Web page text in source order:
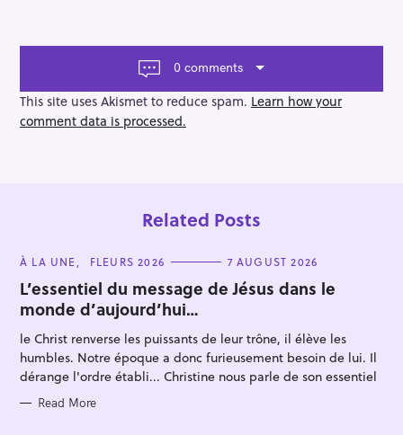
v
a
t
i
0 comments
This site uses Akismet to reduce spam. Learn how your
comment data is processed.
Related Posts
C
T
E
G
O
R
I
E
S
À LA UNE FLEURS 2026 7 AUGUST 2026
L’essentiel du message de Jésus dans le
monde d’aujourd’hui…
le Christ renverse les puissants de leur trône, il élève les
humbles. Notre époque a donc furieusement besoin de lui. Il
dérange l'ordre établi... Christine nous parle de son essentiel
Read More
S